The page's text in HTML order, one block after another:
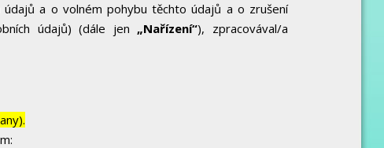
a o volném pohybu těchto údajů a o zrušení
údajů) (dále jen „Nařízení“), zpracovával/a